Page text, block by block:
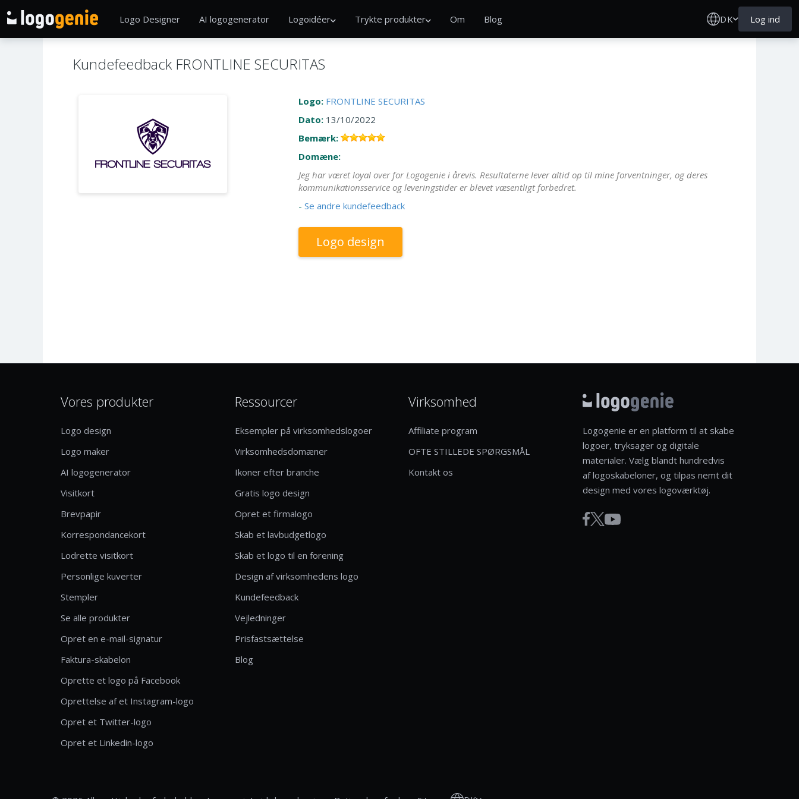
Logo Designer AI logogenerator Logoidéer Trykte produkter Om Blog DK Log ind
Kundefeedback FRONTLINE SECURITAS
Logo: FRONTLINE SECURITAS
Dato: 13/10/2022
Bemærk:
Domæne:
Jeg har været loyal over for Logogenie i årevis. Resultaterne lever altid op til mine forventninger, og deres
kommunikationsservice og leveringstider er blevet væsentligt forbedret.
- Se andre kundefeedback
Logo design
Vores produkter
Logo design
Logo maker
AI logogenerator
Visitkort
Brevpapir
Korrespondancekort
Lodrette visitkort
Personlige kuverter
Stempler
Se alle produkter
Opret en e-mail-signatur
Faktura-skabelon
Oprette et logo på Facebook
Oprettelse af et Instagram-logo
Opret et Twitter-logo
Opret et Linkedin-logo
Ressourcer
Eksempler på virksomhedslogoer
Virksomhedsdomæner
Ikoner efter branche
Gratis logo design
Opret et firmalogo
Skab et lavbudgetlogo
Skab et logo til en forening
Design af virksomhedens logo
Kundefeedback
Vejledninger
Prisfastsættelse
Blog
Virksomhed
Affiliate program
OFTE STILLEDE SPØRGSMÅL
Kontakt os
Logogenie er en platform til at skabe
logoer, tryksager og digitale
materialer. Vælg blandt hundredvis
af logoskabeloner, og tilpas nemt dit
design med vores logoværktøj.